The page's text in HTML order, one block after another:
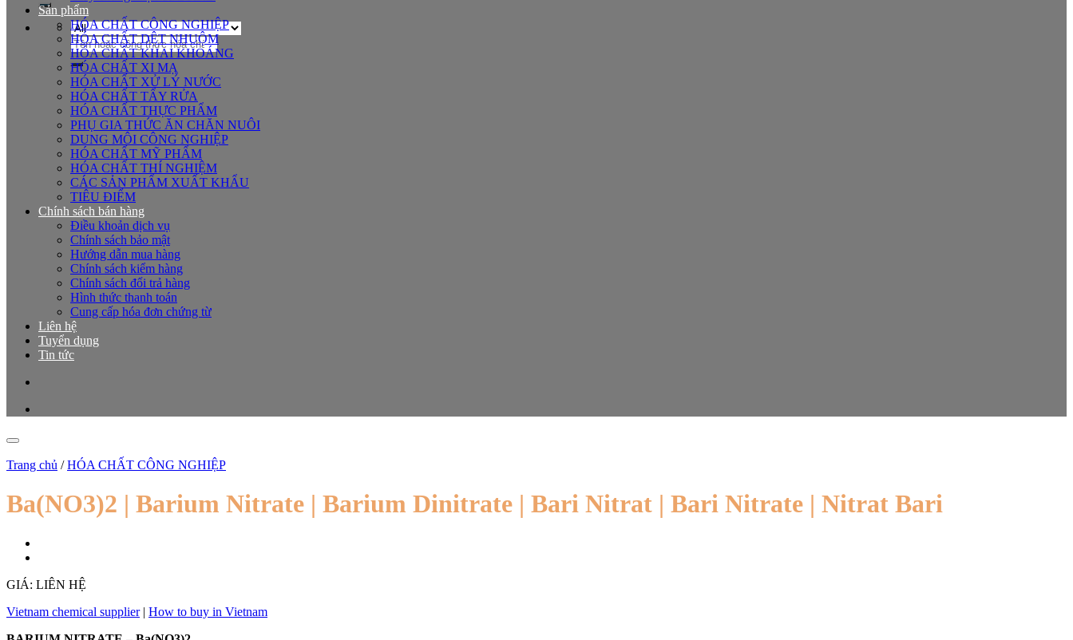
Tìm
kiếm:
Sản phẩm
HÓA CHẤT CÔNG NGHIỆP
HÓA CHẤT DỆT NHUỘM
HÓA CHẤT KHAI KHOÁNG
HÓA CHẤT XI MẠ
HÓA CHẤT XỬ LÝ NƯỚC
HÓA CHẤT TẨY RỬA
HÓA CHẤT THỰC PHẨM
PHỤ GIA THỨC ĂN CHĂN NUÔI
DUNG MÔI CÔNG NGHIỆP
HÓA CHẤT MỸ PHẨM
HÓA CHẤT THÍ NGHIỆM
CÁC SẢN PHẨM XUẤT KHẨU
TIÊU ĐIỂM
Chính sách bán hàng
Điều khoản dịch vụ
Chính sách bảo mật
Hướng dẫn mua hàng
Chính sách kiểm hàng
Chính sách đổi trả hàng
Hình thức thanh toán
Cung cấp hóa đơn chứng từ
Liên hệ
Tuyển dụng
Tin tức
Trang chủ / HÓA CHẤT CÔNG NGHIỆP
Ba(NO3)2 | Barium Nitrate | Barium Dinitrate | Bari Nitrat | Bari Nitrate | Nitrat Bari
GIÁ: LIÊN HỆ
Vietnam chemical supplier| How to buy in Vietnam